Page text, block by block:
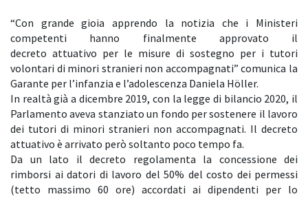
“Con grande gioia apprendo la notizia che i Ministeri
competenti hanno finalmente approvato il
decreto attuativo per le misure di sostegno per i tutori
volontari di minori stranieri non accompagnati” comunica la
Garante per l’infanzia e l’adolescenza Daniela Höller.
In realtà già a dicembre 2019, con la legge di bilancio 2020, il
Parlamento aveva stanziato un fondo persostenere il lavoro
dei tutori di minori stranieri non accompagnati. Il decreto
attuativo è arrivato però soltanto poco tempo fa.
Da un lato il decreto regolamenta la concessione dei
rimborsi ai datori di lavoro del 50% del costo dei permessi
(tetto massimo 60 ore) accordati ai dipendenti per lo